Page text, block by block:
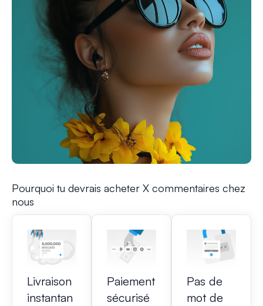
Pourquoi tu devrais acheter X commentaires chez
nous
Livraison
instantan
Paiement
sécurisé
Pas de
mot de